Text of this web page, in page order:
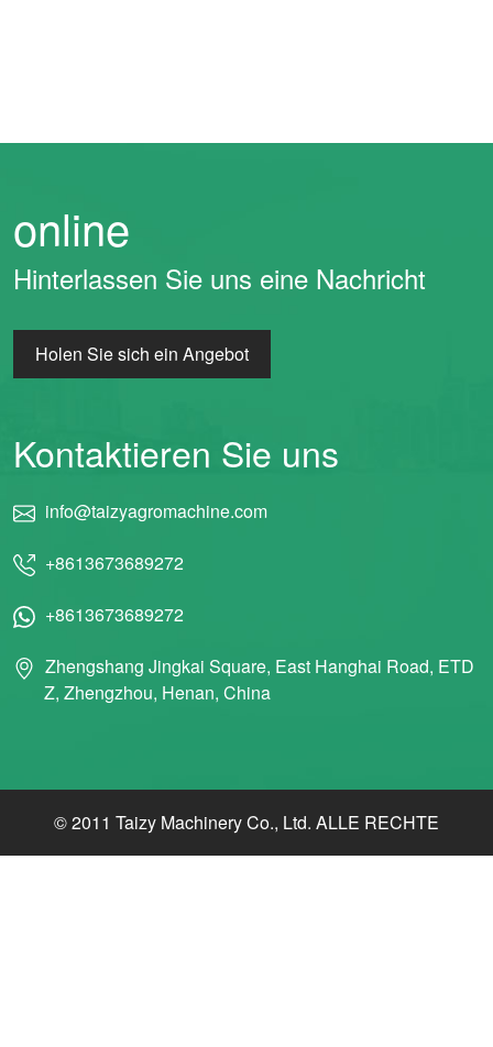
online
Hinterlassen Sie uns eine Nachricht
Holen Sie sich ein Angebot
Kontaktieren Sie uns
info@taizyagromachine.com
+8613673689272
+8613673689272
Zhengshang Jingkai Square, East Hanghai Road, ETD
Z, Zhengzhou, Henan, China
© 2011 Taizy Machinery Co., Ltd. ALLE RECHTE